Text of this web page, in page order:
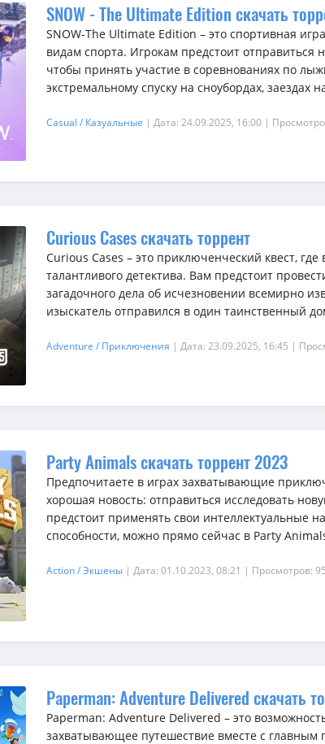
SNOW - The Ultimate Edition скачать
SNOW-The Ultimate Edition – это спортивная
видам спорта. Игрокам предстоит отправиться
чтобы принять участие в соревнованиях по
экстремальному спуску на сноубордах, заездах
Casual / Казуальные | Дата: 24.09.2025, 16:00 |
Curious Cases скачать торрент
Curious Cases – это приключенческий квест, где
талантливого детектива. Вам предстоит
загадочного дела об исчезновении всемирно
изыскатель отправился в один таинственный
Adventure / Приключения | Дата: 23.09.2025, 16:45 |
Party Animals скачать торрент 2023
Предпочитаете в играх захватывающие
хорошая новость: отправиться исследовать
предстоит применять свои интеллектуальные
способности, можно прямо сейчас в Party
Action / Экшены | Дата: 01.10.2023, 08:21 | Просмотров:
Paperman: Adventure Delivered скачать
Paperman: Adventure Delivered – это
захватывающее путешествие вместе с главным